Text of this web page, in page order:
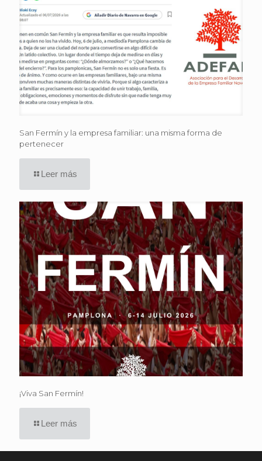
San Fermín y la empresa familiar: una misma forma de
pertenecer
Leer más
¡Viva San Fermín!
Leer más